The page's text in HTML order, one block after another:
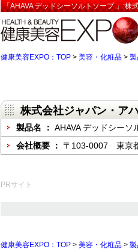
「AHAVA デッドシーソルトソープ 」:株
健康美容EXPO：TOP > 美容・化粧品 >
株式会社ジャパン・ア
製品名 ： AHAVA デッドシーソ
会社概要 ： 〒103-0007 東京
PRサイト
健康美容EXPO：TOP > 美容・化粧品 >